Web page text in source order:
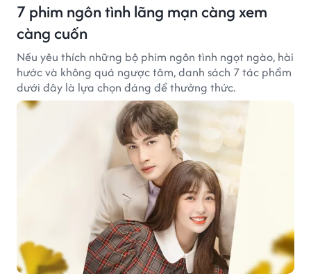
7 phim ngôn tình lãng mạn càng xem
càng cuốn
Nếu yêu thích những bộ phim ngôn tình ngọt ngào, hài
hước và không quá ngược tâm, danh sách 7 tác phẩm
dưới đây là lựa chọn đáng để thưởng thức.